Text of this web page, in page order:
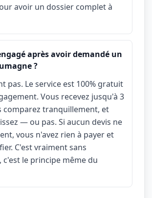
avoir un dossier complet à
après avoir demandé un
?
pas. Le service est 100% gratuit
Vous recevez jusqu'à 3
comparez tranquillement, et
— ou pas. Si aucun devis ne
vous n'avez rien à payer et
C'est vraiment sans
c'est le principe même du